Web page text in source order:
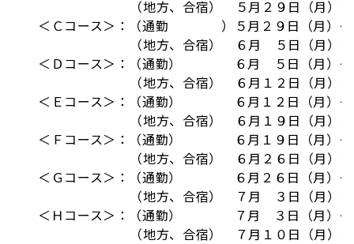
（地方、合宿） ５月２９日（月）～
＜Ｃコース＞：（通勤 ）５月２９日（月）～
（地方、合宿） ６月 ５日（月）～ ６
＜Ｄコース＞：（通勤） ６月 ５日（月）～
（地方、合宿） ６月１２日（月）～ ６
＜Ｅコース＞：（通勤） ６月１２日（月）～
（地方、合宿） ６月１９日（月）～ ６
＜Ｆコース＞：（通勤） ６月１９日（月）～
（地方、合宿） ６月２６日（月）～ ６
＜Ｇコース＞：（通勤） ６月２６日（月）～
（地方、合宿） ７月 ３日（月）～ ７
＜Ｈコース＞：（通勤） ７月 ３日（月）～
（地方、合宿） ７月１０日（月）～ ７